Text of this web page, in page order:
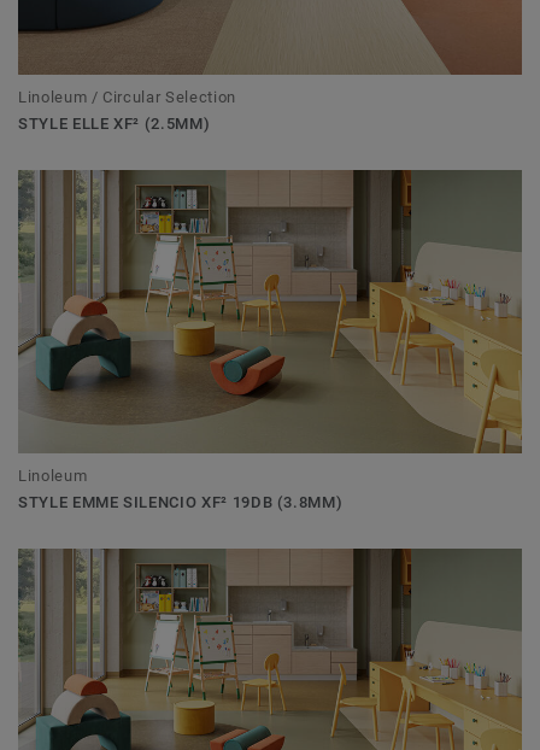
Linoleum / Circular Selection
STYLE ELLE XF² (2.5MM)
Linoleum
STYLE EMME SILENCIO XF² 19DB (3.8MM)